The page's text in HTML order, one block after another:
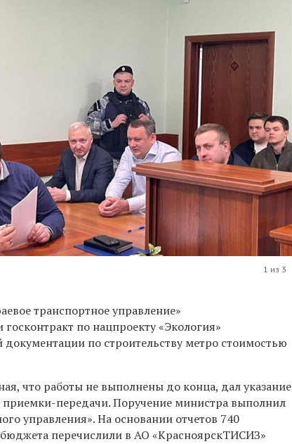
1 из 3
транспортное управление»
по нацпроекту«Экология»
по строительству метро стоимостью
что работы не выполнены до конца, дал указание
приемки-передачи. Поручение министра выполнил
управления». На основании отчетов 740
перечислили в АО «КрасноярскТИСИЗ»